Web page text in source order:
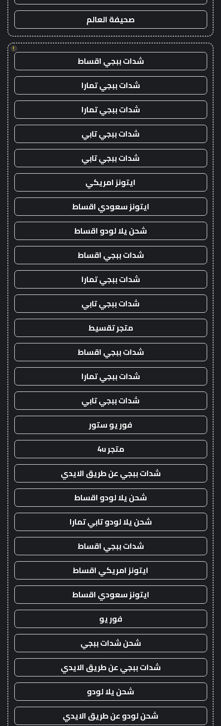
صحيفة العالم
!
شدات ببجي اقساط
شدات ببجي تمارا
شدات ببجي تمارا
شدات ببجي تابي
شدات ببجي تابي
ايتونز امريكي
ايتونز سعودي اقساط
شحن يلا لودو اقساط
شدات ببجي اقساط
شدات ببجي تمارا
شدات ببجي تابي
متجر تقسيط
شدات ببجي اقساط
شدات ببجي تمارا
شدات ببجي تابي
فور يو ستور
متجر 4u
شدات ببجي عن طريق الايدي
شحن يلا لودو اقساط
شحن يلا لودو تابي تمارا
شدات ببجي اقساط
ايتونز امريكي اقساط
ايتونز سعودي اقساط
فور يو
شحن شدات ببجي
شدات ببجي عن طريق الايدي
شحن يلا لودو
شحن لودو عن طريق الايدي